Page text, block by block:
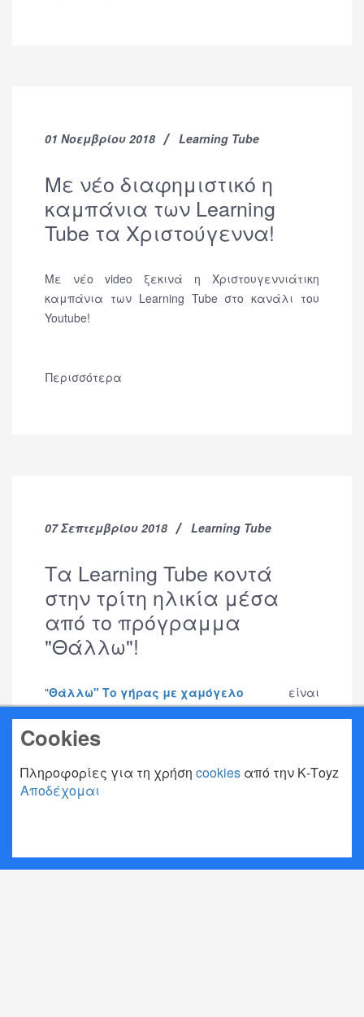
01 Νοεμβρίου 2018 Learning Tube
Με νέο διαφημιστικό η
καμπάνια των Learning
Tube τα Χριστούγεννα!
Με νέο video ξεκινά η Χριστουγεννιάτικη
καμπάνια των Learning Tube στο κανάλι του
Youtube!
Περισσότερα
07 Σεπτεμβρίου 2018 Learning Tube
Τα Learning Tube κοντά
στην τρίτη ηλικία μέσα
από το πρόγραμμα
"Θάλλω"!
"Θάλλω" Το γήρας με χαμόγελο είναι
ένα κοινωνικό πρόγραμμα ενεργητικής
ενθάρρυνσης των ηλικιώμενων προς τη
δημιουργικότητα μέσα από την τέχνη και το
παιχνίδι!
Cookies
Πληροφορίες για τη χρήση cookies από την Κ-Τoyz
Αποδέχομαι